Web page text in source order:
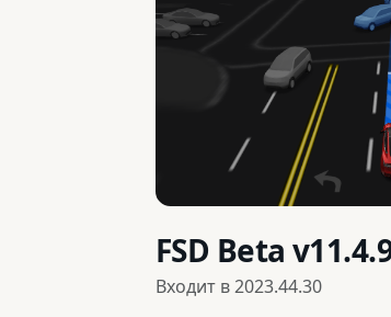
FSD Beta
Входит в2023.44.30